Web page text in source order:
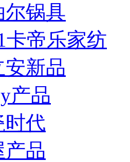
尔锅具
卡帝乐家纺
安新品
产品
时代
产品